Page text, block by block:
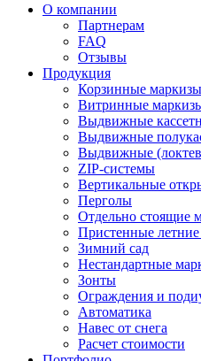
О компании
Партнерам
FAQ
Отзывы
Продукция
Корзинные маркизы
Витринные
Выдвижные
Выдвижные
Выдвижные
ZIP-системы
Вертикальные
Перголы
Отдельно стоящие
Пристенные
Зимний сад
Нестандартные
Зонты
Ограждения и
Автоматика
Навес от снега
Расчет стоимости